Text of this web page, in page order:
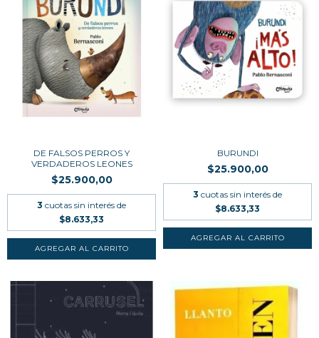
DE FALSOS PERROS Y
VERDADEROS LEONES
$25.900,00
3 cuotas sin interés de
$8.633,33
BURUNDI
$25.900,00
3 cuotas sin interés de
$8.633,33